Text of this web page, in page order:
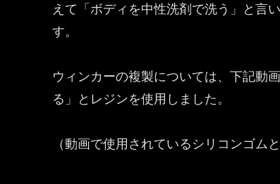
えて「ボディを中性洗剤で洗う」と言
す。
ウィンカーの複製については、下記動
る」とレジンを使用しました。
（動画で使用されているシリコンゴム